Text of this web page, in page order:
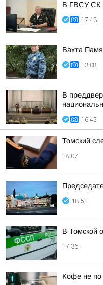
В ГВСУ СК
17:43
Вахта
13:08
В
16:45
Томский
18:07
18:51
В Томской
17:36
Кофе не по